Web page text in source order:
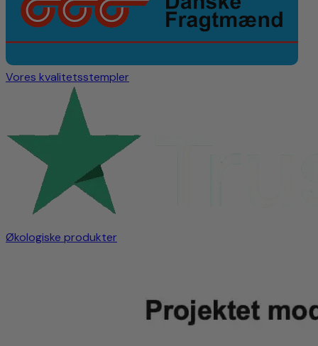
Vores kvalitetsstempler
Økologiske produkter